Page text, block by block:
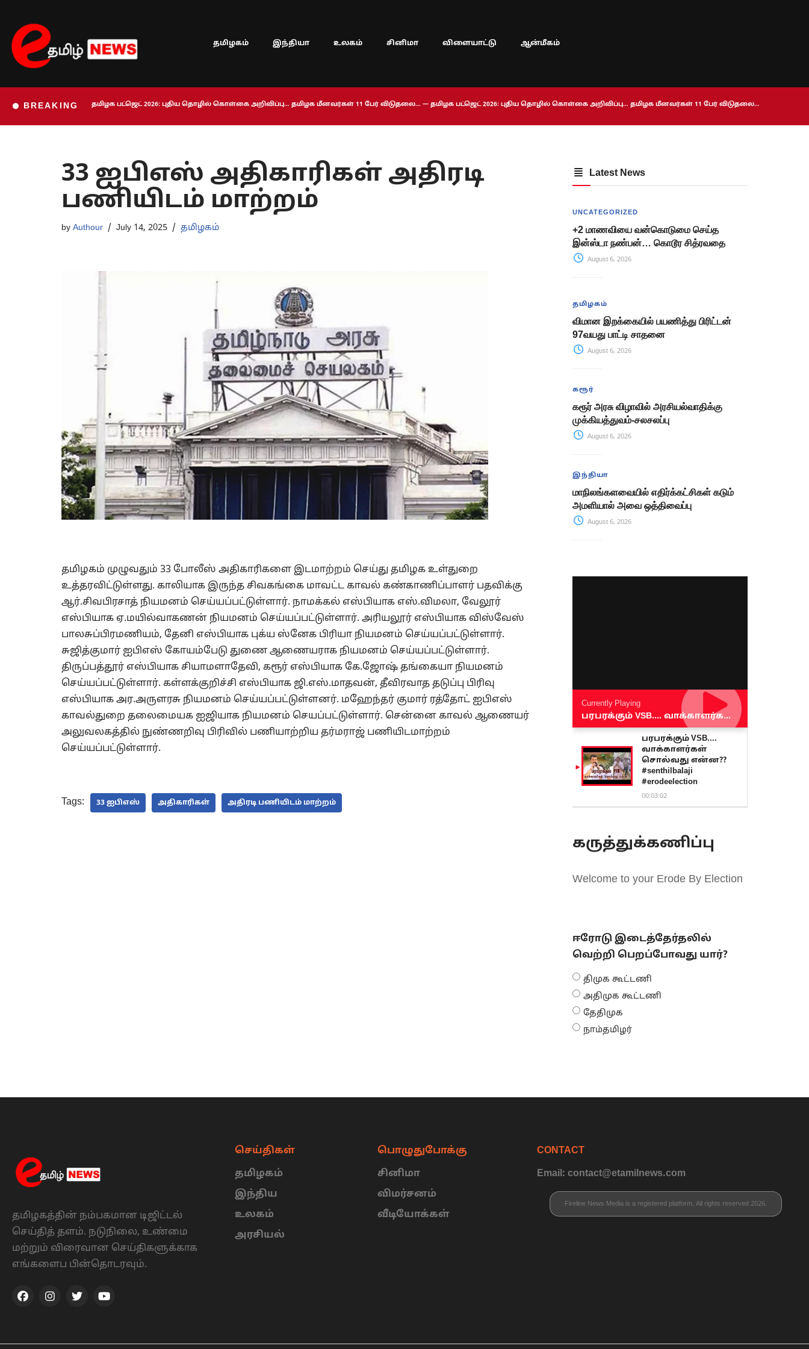
Skip
to
content
தமிழகம் இந்தியா உலகம் சினிமா விளையாட்டு ஆன்மீகம்
BREAKING தமிழக பட்ஜெட் 2026: புதிய தொழில் கொள்கை அறிவிப்பு… தமிழக மீனவர்கள் 11 பேர் விடுதலை… — தமிழக பட்ஜெட் 2026: புதிய தொழில் கொள்கை அறிவிப்பு… தமிழக மீனவர்கள் 11 பேர் விடுதலை…
33 ஐபிஎஸ் அதிகாரிகள் அதிரடி
பணியிடம் மாற்றம்
by Authour July 14, 2025 தமிழகம்
தமிழகம் முழுவதும் 33 போலீஸ் அதிகாரிகளை இடமாற்றம் செய்து தமிழக உள்துறை
உத்தரவிட்டுள்ளது. காலியாக இருந்த சிவகங்கை மாவட்ட காவல் கண்காணிப்பாளர் பதவிக்கு
ஆர்.சிவபிரசாத் நியமனம் செய்யப்பட்டுள்ளார். நாமக்கல் எஸ்பியாக எஸ்.விமலா, வேலூர்
எஸ்பியாக ஏ.மயில்வாகணன் நியமனம் செய்யப்பட்டுள்ளார். அரியலூர் எஸ்பியாக விஸ்வேஸ்
பாலசுப்பிரமணியம், தேனி எஸ்பியாக புக்ய ஸ்னேக பிரியா நியமனம் செய்யப்பட்டுள்ளார்.
சுஜித்குமார் ஐபிஎஸ் கோயம்பேடு துணை ஆணையராக நியமனம் செய்யப்பட்டுள்ளார்.
திருப்பத்தூர் எஸ்பியாக சியாமளாதேவி, கரூர் எஸ்பியாக கே.ஜோஷ் தங்கையா நியமனம்
செய்யப்பட்டுள்ளார். கள்ளக்குறிச்சி எஸ்பியாக ஜி.எஸ்.மாதவன், தீவிரவாத தடுப்பு பிரிவு
எஸ்பியாக அர.அருளரசு நியமனம் செய்யப்பட்டுள்ளனர். மஹேந்தர் குமார் ரத்தோட் ஐபிஎஸ்
காவல்துறை தலைமையக ஐஜியாக நியமனம் செயப்பட்டுள்ளார். சென்னை காவல் ஆணையர்
அலுவலகத்தில் நுண்ணறிவு பிரிவில் பணியாற்றிய தர்மராஜ் பணியிடமாற்றம்
செய்யப்பட்டுள்ளார்.
Tags: 33 ஐபிஎஸ் அதிகாரிகள் அதிரடி பணியிடம் மாற்றம்
Latest News
UNCATEGORIZED
+2 மாணவியை வன்கொடுமை செய்த
இன்ஸ்டா நண்பன்… கொடூர சித்ரவதை
August 6, 2026
தமிழகம்
விமான இறக்கையில் பயணித்து பிரிட்டன்
97வயது பாட்டி சாதனை
August 6, 2026
கரூர்
கரூர் அரசு விழாவில் அரசியல்வாதிக்கு
முக்கியத்துவம்-சலசலப்பு
August 6, 2026
இந்தியா
மாநிலங்களவையில் எதிர்க்கட்சிகள் கடும்
அமளியால் அவை ஒத்திவைப்பு
August 6, 2026
Currently Playing
பரபரக்கும் VSB.... வாக்காளர்கள் சொல்வது என்ன?? #senthilbalaji #erodeelection
பரபரக்கும் VSB....
வாக்காளர்கள்
சொல்வது என்ன??
#senthilbalaji
#erodeelection
00:03:02
கருத்துக்கணிப்பு
Welcome to your Erode By Election
ஈரோடு இடைத்தேர்தலில்
வெற்றி பெறப்போவது யார்?
திமுக கூட்டணி
அதிமுக கூட்டணி
தேதிமுக
நாம்தமிழர்
தமிழகத்தின் நம்பகமான டிஜிட்டல்
செய்தித் தளம். நடுநிலை, உண்மை
மற்றும் விரைவான செய்திகளுக்காக
எங்களைப பின்தொடரவும்.
செய்திகள்
தமிழகம்
இந்திய
உலகம்
அரசியல்
பொழுதுபோக்கு
சினிமா
விமர்சனம்
வீடியோக்கள்
CONTACT
Email: contact@etamilnews.com
Fireline News Media is a registered platform. All rights reserved 2026.